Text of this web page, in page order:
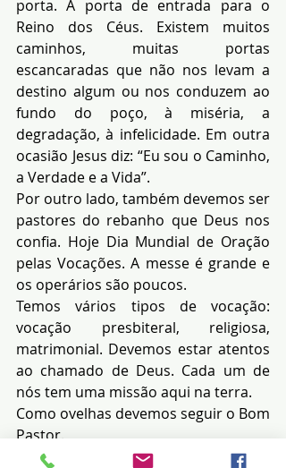
porta. A porta de entrada para o
Reino dos Céus. Existem muitos
caminhos, muitas portas
escancaradas que não nos levam a
destino algum ou nos conduzem ao
fundo do poço, à miséria, a
degradação, à infelicidade. Em outra
ocasião Jesus diz: “Eu sou o Caminho,
a Verdade e a Vida”.
Por outro lado, também devemos ser
pastores do rebanho que Deus nos
confia. Hoje Dia Mundial de Oração
pelas Vocações. A messe é grande e
os operários são poucos.
Temos vários tipos de vocação:
vocação presbiteral, religiosa,
matrimonial. Devemos estar atentos
ao chamado de Deus. Cada um de
nós tem uma missão aqui na terra.
Como ovelhas devemos seguir o Bom
Pastor.
Como pastores e pastoras devemos